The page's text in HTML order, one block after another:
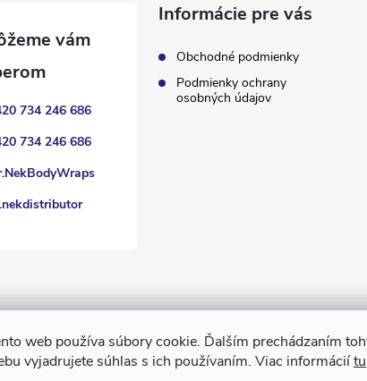
web používa súbory cookie. Ďalším prechádzaním
vyjadrujete súhlas s ich používaním. Viac informáciítu
734 246 686
734 246 686
Informácie pre vás
Obchodné podmienky
Podmienky ochrany
osobných údajov